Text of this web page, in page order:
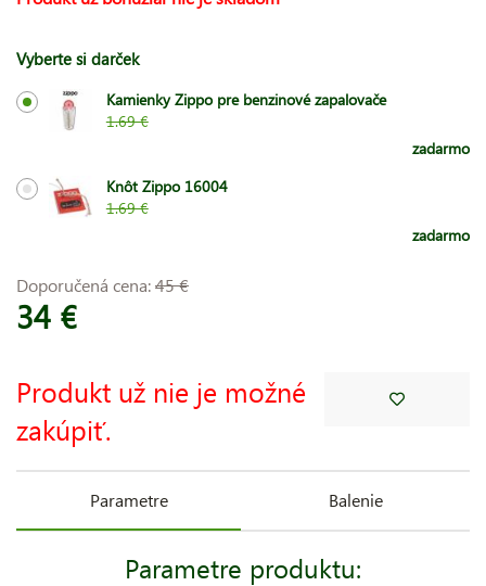
Vyberte si darček
Kamienky Zippo pre benzinové zapalovače
1.69 €
zadarmo
Knôt Zippo 16004
1.69 €
zadarmo
Doporučená cena:45 €
34 €
Produkt už nie je možné
zakúpiť.
Parametre Balenie
Parametre produktu: